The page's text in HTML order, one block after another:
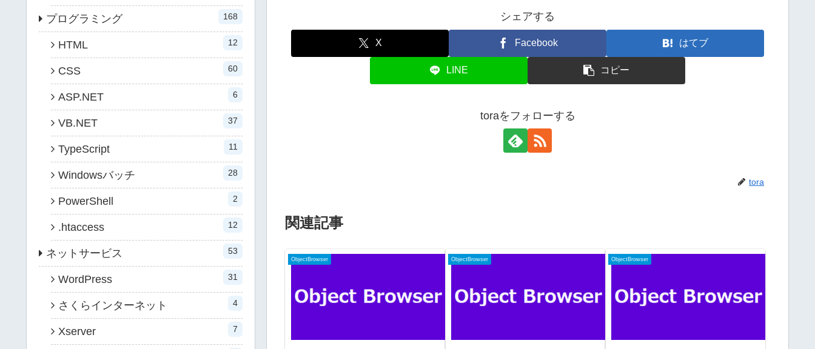
シェアする
X Facebook はてブ
LINE コピー
toraをフォローする
tora
関連記事
ObjectBrowser ObjectBrowser ObjectBrowser
プログラミング 168
HTML 12
CSS 60
ASP.NET 6
VB.NET 37
TypeScript 11
Windowsバッチ 28
PowerShell 2
.htaccess 12
ネットサービス 53
WordPress 31
さくらインターネット 4
Xserver 7